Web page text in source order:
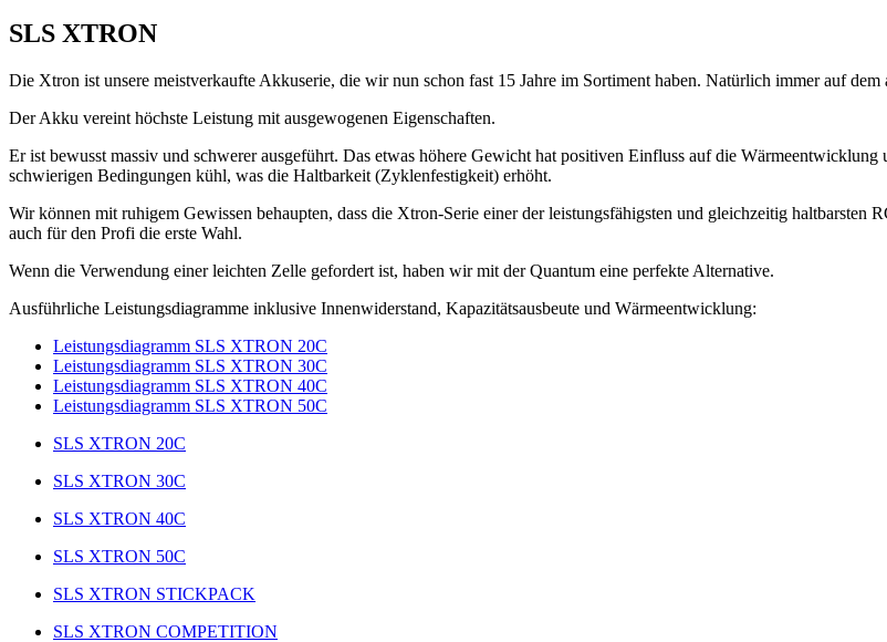
SLS XTRON
Die Xtron ist unsere meistverkaufte Akkuserie, die wir nun schon fast 15 Jahre im Sortiment haben. Natürlich immer auf dem
Der Akku vereint höchste Leistung mit ausgewogenen Eigenschaften.
Er ist bewusst massiv und schwerer ausgeführt. Das etwas höhere Gewicht hat positiven Einfluss auf die
schwierigen Bedingungen kühl, was die Haltbarkeit (Zyklenfestigkeit) erhöht.
Wir können mit ruhigem Gewissen behaupten, dass die Xtron-Serie einer der leistungsfähigsten und gleichzeitig
auch für den Profi die erste Wahl.
Wenn die Verwendung einer leichten Zelle gefordert ist, haben wir mit der Quantum eine perfekte Alternative.
Ausführliche Leistungsdiagramme inklusive Innenwiderstand, Kapazitätsausbeute und Wärmeentwicklung:
Leistungsdiagramm SLS XTRON 20C
Leistungsdiagramm SLS XTRON 30C
Leistungsdiagramm SLS XTRON 40C
Leistungsdiagramm SLS XTRON 50C
SLS XTRON 20C
SLS XTRON 30C
SLS XTRON 40C
SLS XTRON 50C
SLS XTRON STICKPACK
SLS XTRON COMPETITION